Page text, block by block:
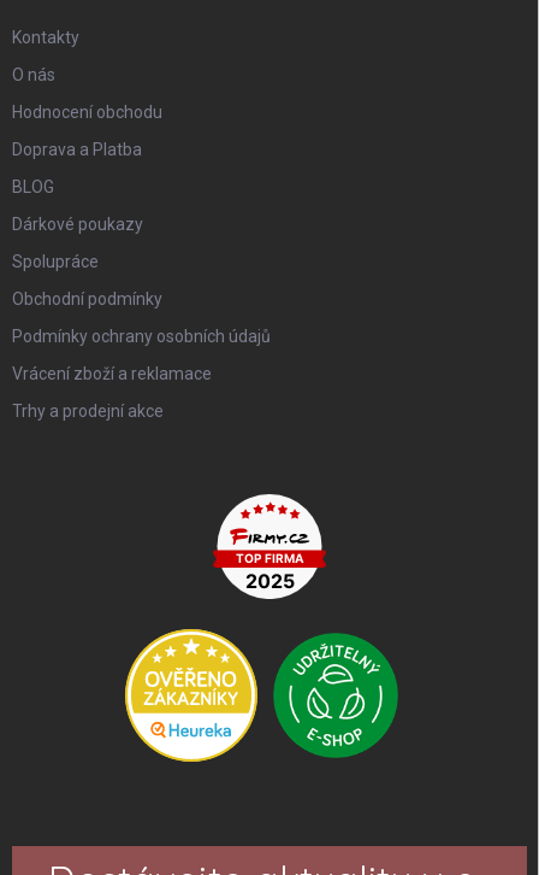
Kontakty
O nás
Hodnocení obchodu
Doprava a Platba
BLOG
Dárkové poukazy
Spolupráce
Obchodní podmínky
Podmínky ochrany osobních údajů
Vrácení zboží a reklamace
Trhy a prodejní akce